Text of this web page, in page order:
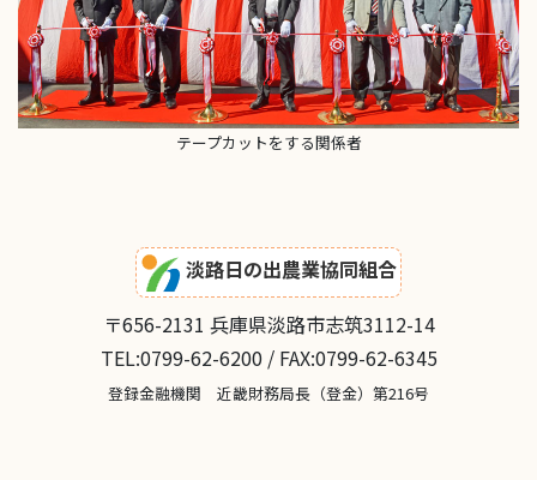
テープカットをする関係者
淡路日の出農業協同組合
〒656-2131 兵庫県淡路市志筑3112-14
TEL:0799-62-6200 / FAX:0799-62-6345
登録金融機関 近畿財務局長（登金）第216号